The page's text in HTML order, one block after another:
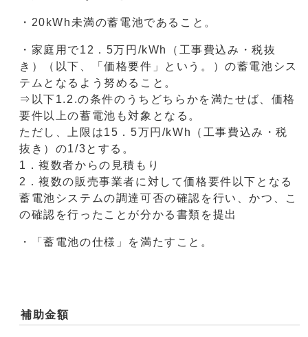
・20kWh未満の蓄電池であること。
・家庭用で12．5万円/kWh（工事費込み・税抜
き）（以下、「価格要件」という。）の蓄電池シス
テムとなるよう努めること。
⇒以下1.2.の条件のうちどちらかを満たせば、価格
要件以上の蓄電池も対象となる。
ただし、上限は15．5万円/kWh（工事費込み・税
抜き）の1/3とする。
1．複数者からの見積もり
2．複数の販売事業者に対して価格要件以下となる
蓄電池システムの調達可否の確認を行い、かつ、こ
の確認を行ったことが分かる書類を提出
・「蓄電池の仕様」を満たすこと。
補助金額